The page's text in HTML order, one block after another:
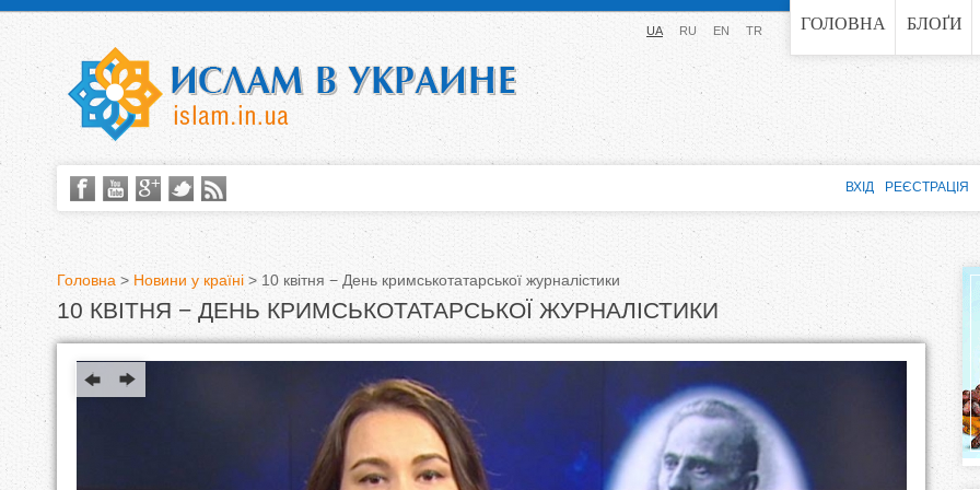
Jump to navigation ГОЛОВНА БЛОҐИ
UA RU EN TR
В
Головна > Новини у країні > 10 квітня − День кримськотатарської журналістики
10 КВІТНЯ − ДЕНЬ КРИМСЬКОТАТАРСЬКОЇ ЖУРНАЛІСТИКИ
ВХІД РЕЄСТРАЦІЯ